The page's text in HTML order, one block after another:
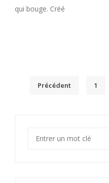
qui bouge. Créé
Précédent 1